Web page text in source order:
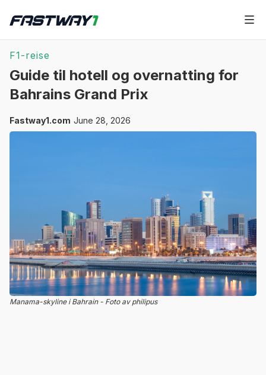
F1-reise
Guide til hotell og overnatting for
Bahrains Grand Prix
Fastway1.com June 28, 2026
Manama-skyline i Bahrain - Foto av philipus